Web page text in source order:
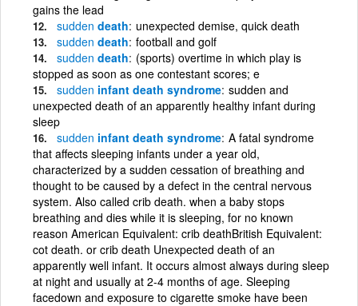
gains the lead
sudden death unexpected demise, quick death
sudden death football and golf
sudden death (sports) overtime in which play is
stopped as soon as one contestant scores; e
sudden infant death syndrome sudden and
unexpected death of an apparently healthy infant during
sleep
sudden infant death syndrome A fatal syndrome
that affects sleeping infants under a year old,
characterized by a sudden cessation of breathing and
thought to be caused by a defect in the central nervous
system. Also called crib death. when a baby stops
breathing and dies while it is sleeping, for no known
reason American Equivalent: crib deathBritish Equivalent:
cot death. or crib death Unexpected death of an
apparently well infant. It occurs almost always during sleep
at night and usually at 2-4 months of age. Sleeping
facedown and exposure to cigarette smoke have been